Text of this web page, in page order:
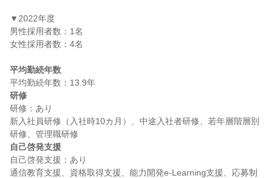
▼2022年度
男性採用者数：1名
女性採用者数：4名
平均勤続年数
研修
研修：あり
新入社員研修（入社時10カ月）、中途入社者研修、若年層階層別
自己啓発支援
自己啓発支援：あり
通信教育支援、資格取得支援、能力開発e-Learning支援、応募制